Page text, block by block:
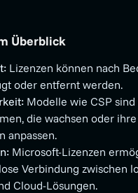
Überblick
Lizenzen können nach
oder entfernt werden.
Modelle wie CSP sind
die wachsen oder ihre
anpassen.
Microsoft-Lizenzen
Verbindung zwischen
Cloud-Lösungen.